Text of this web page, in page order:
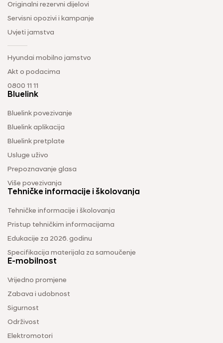
Originalni rezervni dijelovi
Servisni opozivi i kampanje
Uvjeti jamstva
Hyundai mobilno jamstvo
Akt o podacima
0800 11 11
Bluelink
Bluelink povezivanje
Bluelink aplikacija
Bluelink pretplate
Usluge uživo
Prepoznavanje glasa
Više povezivanja
Tehničke informacije i školovanja
Tehničke informacije i školovanja
Pristup tehničkim informacijama
Edukacije za 2026. godinu
Specifikacija materijala za samoučenje
E-mobilnost
Vrijedno promjene
Zabava i udobnost
Sigurnost
Održivost
Elektromotori